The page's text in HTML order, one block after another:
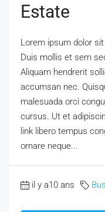
Estate
Lorem ipsum dolor
Duis mollis et sem
Aliquam hendrerit
accumsan nec.
malesuada orci
cursus. Ut et
link libero tempus
ornare neque...
il y a10 ans